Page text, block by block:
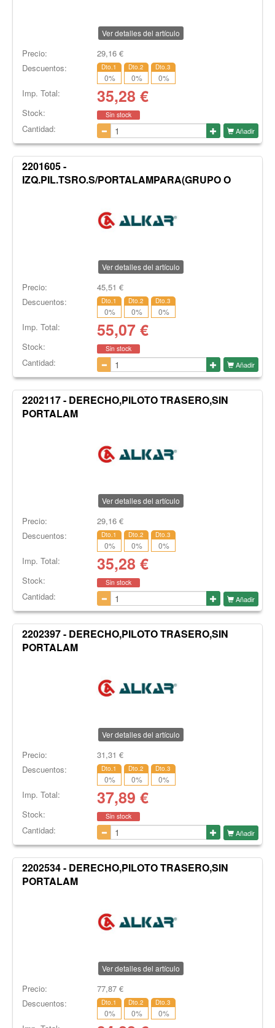
Ver detalles del artículo
Precio: 29,16€
Descuentos:
Dto.1
0%
Dto.2
0%
Dto.3
0%
Imp. Total: 35,28 €
Stock: Sin stock
Cantidad: Añadir
2201605 -
IZQ.PIL.TSRO.S/PORTALAMPARA(GRUPO O
Ver detalles del artículo
Precio: 45,51 €
Descuentos:
Dto.1
0%
Dto.2
0%
Dto.3
0%
Imp. Total: 55,07€
Stock: Sin stock
Cantidad: Añadir
2202117 - DERECHO,PILOTO TRASERO,SIN
PORTALAM
Ver detalles del artículo
Precio: 29,16€
Descuentos:
Dto.1
0%
Dto.2
0%
Dto.3
0%
Imp. Total: 35,28 €
Stock: Sin stock
Cantidad: Añadir
2202397 - DERECHO,PILOTO TRASERO,SIN
PORTALAM
Ver detalles del artículo
Precio: 31,31 €
Descuentos:
Dto.1
0%
Dto.2
0%
Dto.3
0%
Imp. Total: 37,89 €
Stock: Sin stock
Cantidad: Añadir
2202534 - DERECHO,PILOTO TRASERO,SIN
PORTALAM
Ver detalles del artículo
Precio: 77,87€
Descuentos:
Dto.1
0%
Dto.2
0%
Dto.3
0%